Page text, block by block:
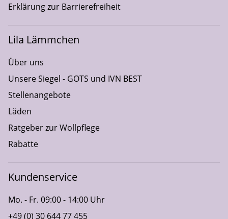
Erklärung zur Barrierefreiheit
Lila Lämmchen
Über uns
Unsere Siegel - GOTS und IVN BEST
Stellenangebote
Läden
Ratgeber zur Wollpflege
Rabatte
Kundenservice
Mo. - Fr. 09:00 - 14:00 Uhr
+49 (0) 30 644 77 455